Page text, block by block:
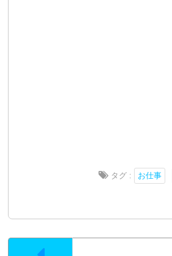
タグ : お仕事